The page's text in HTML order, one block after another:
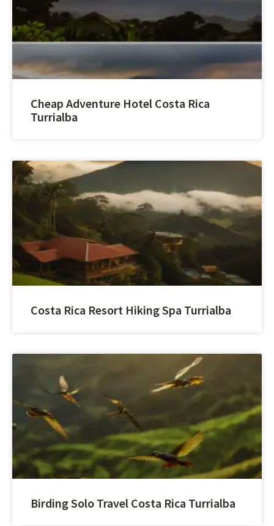
Cheap Adventure Hotel Costa Rica
Turrialba
Costa Rica Resort Hiking Spa Turrialba
Birding Solo Travel Costa Rica Turrialba